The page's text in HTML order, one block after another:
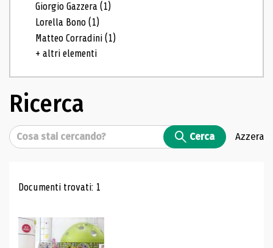
Giorgio Gazzera(1)
Lorella Bono(1)
Matteo Corradini(1)
+ altri elementi
Ricerca
Cerca Cerca Azzera
Risultati di ricerca
Documenti trovati: 1